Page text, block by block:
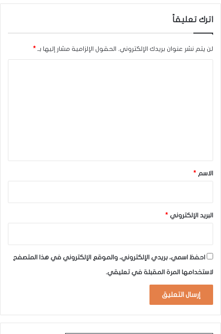
اترك تعليقاً
لن يتم نشر عنوان بريدك الإلكتروني. الحقول الإلزامية مشار إليها بـ *
*الاسم *
البريد الإلكتروني *
احفظ اسمي، بريدي الإلكتروني، والموقع الإلكتروني في هذا المتصفح
لاستخدامها المرة المقبلة في تعليقي.